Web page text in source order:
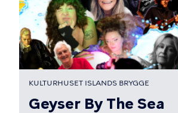
KULTURHUSET ISLANDS BRYGGE
Geyser By The Sea